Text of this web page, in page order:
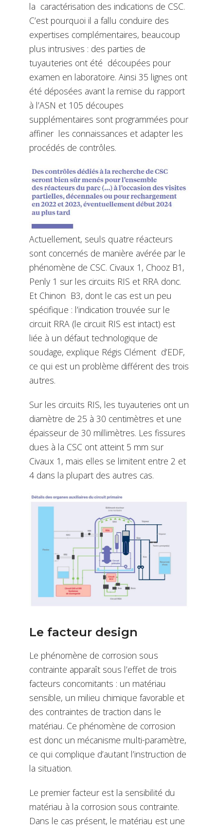
la caractérisation des indications de CSC.
C’est pourquoi il a fallu conduire des
expertises complémentaires, beaucoup
plus intrusives : des parties de
tuyauteries ont été découpées pour
examen en laboratoire. Ainsi 35 lignes ont
été déposées avant la remise du rapport
à l’ASN et 105 découpes
supplémentaires sont programmées pour
affiner les connaissances et adapter les
procédés de contrôles.
Actuellement, seuls quatre réacteurs
sont concernés de manière avérée par le
phénomène de CSC. Civaux 1, Chooz B1,
Penly 1 sur les circuits RIS et RRA donc.
Et Chinon B3, dont le cas est un peu
spécifique : l’indication trouvée sur le
circuit RRA (le circuit RIS est intact) est
liée à un défaut technologique de
soudage, explique Régis Clément d’EDF,
ce qui est un problème différent des trois
autres.
Sur les circuits RIS, les tuyauteries ont un
diamètre de 25 à 30 centimètres et une
épaisseur de 30 millimètres. Les fissures
dues à la CSC ont atteint 5 mm sur
Civaux 1, mais elles se limitent entre 2 et
4 dans la plupart des autres cas.
Le facteur design
Le phénomène de corrosion sous
contrainte apparaît sous l’effet de trois
facteurs concomitants : un matériau
sensible, un milieu chimique favorable et
des contraintes de traction dans le
matériau. Ce phénomène de corrosion
est donc un mécanisme multi-paramètre,
ce qui complique d’autant l’instruction de
la situation.
Le premier facteur est la sensibilité du
matériau à la corrosion sous contrainte.
Dans le cas présent, le matériau est une